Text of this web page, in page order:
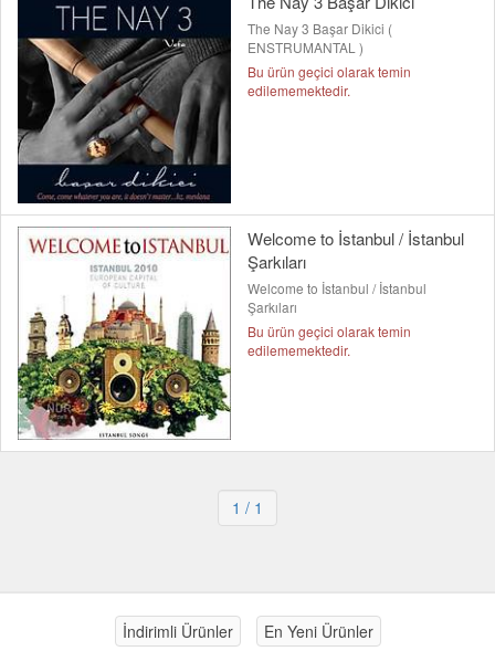
The Nay 3 Başar Dikici (
ENSTRUMANTAL )
Bu ürün geçici olarak temin
edilememektedir.
Welcome to İstanbul / İstanbul
Şarkıları
Welcome to İstanbul / İstanbul
Şarkıları
Bu ürün geçici olarak temin
edilememektedir.
1 / 1
İndirimli Ürünler En Yeni Ürünler